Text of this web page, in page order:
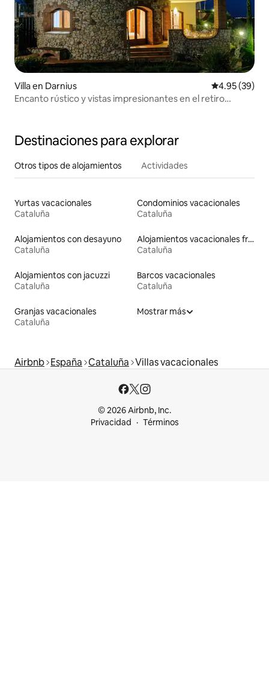
Villa en Darnius Calificación
4.95 (39)
Encanto rústico y vistas impresionantes en el retiro
Destinaciones para explorar
Otros tipos de alojamientos Actividades
Yurtas vacacionales
Cataluña
Condominios vacacionales
Cataluña
Alojamientos con desayuno
Cataluña
Alojamientos vacacionales frente a la playa
Cataluña
Alojamientos con jacuzzi
Cataluña
Barcos vacacionales
Cataluña
Granjas vacacionales
Cataluña
Mostrar más
Airbnb España Cataluña Villas vacacionales
© 2026 Airbnb, Inc.
Privacidad
Términos